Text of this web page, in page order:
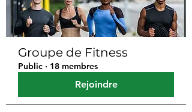
Groupe de Fitness
Public · 18 membres
Rejoindre